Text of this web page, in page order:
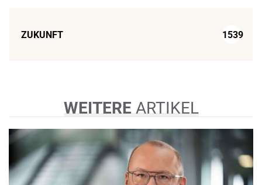
ZUKUNFT 1539
WEITEREARTIKEL